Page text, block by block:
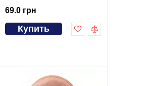
69.0 грн
Купить